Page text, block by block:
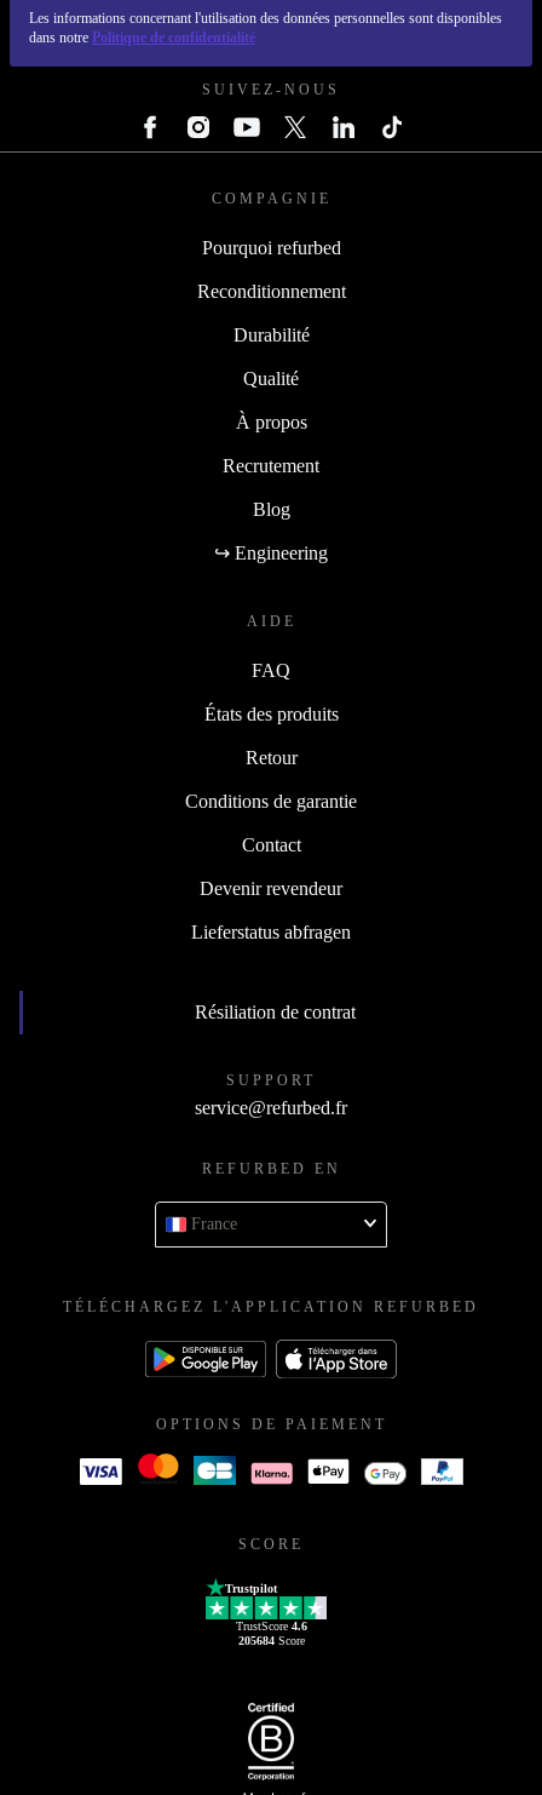
Les informations concernant l'utilisation des données personnelles sont disponibles
dans notre Politique de confidentialité
REFURBED FRANCE - RETHINK NEW.
SUIVEZ-NOUS
COMPAGNIE
Pourquoi refurbed
Reconditionnement
Durabilité
Qualité
À propos
Recrutement
Blog
↪ Engineering
AIDE
FAQ
États des produits
Retour
Conditions de garantie
Contact
Devenir revendeur
Lieferstatus abfragen
Résiliation de contrat
SUPPORT
service@refurbed.fr
REFURBED EN
France
TÉLÉCHARGEZ L'APPLICATION REFURBED
OPTIONS DE PAIEMENT
SCORE
Trustpilot
TrustScore 4.6
205684Score